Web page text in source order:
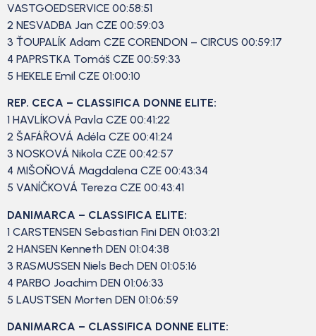
VASTGOEDSERVICE 00:58:51
2 NESVADBA Jan CZE 00:59:03
3 ŤOUPALÍK Adam CZE CORENDON – CIRCUS 00:59:17
4 PAPRSTKA Tomáš CZE 00:59:33
5 HEKELE Emil CZE 01:00:10
REP. CECA – CLASSIFICA DONNE ELITE:
1 HAVLÍKOVÁ Pavla CZE 00:41:22
2 ŠAFÁŘOVÁ Adéla CZE 00:41:24
3 NOSKOVÁ Nikola CZE 00:42:57
4 MIŠOŇOVÁ Magdalena CZE 00:43:34
5 VANÍČKOVÁ Tereza CZE 00:43:41
DANIMARCA – CLASSIFICA ELITE:
1 CARSTENSEN Sebastian Fini DEN 01:03:21
2 HANSEN Kenneth DEN 01:04:38
3 RASMUSSEN Niels Bech DEN 01:05:16
4 PARBO Joachim DEN 01:06:33
5 LAUSTSEN Morten DEN 01:06:59
DANIMARCA – CLASSIFICA DONNE ELITE: